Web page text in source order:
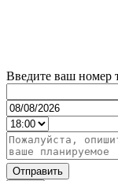
Введите ваш номер
Отправить